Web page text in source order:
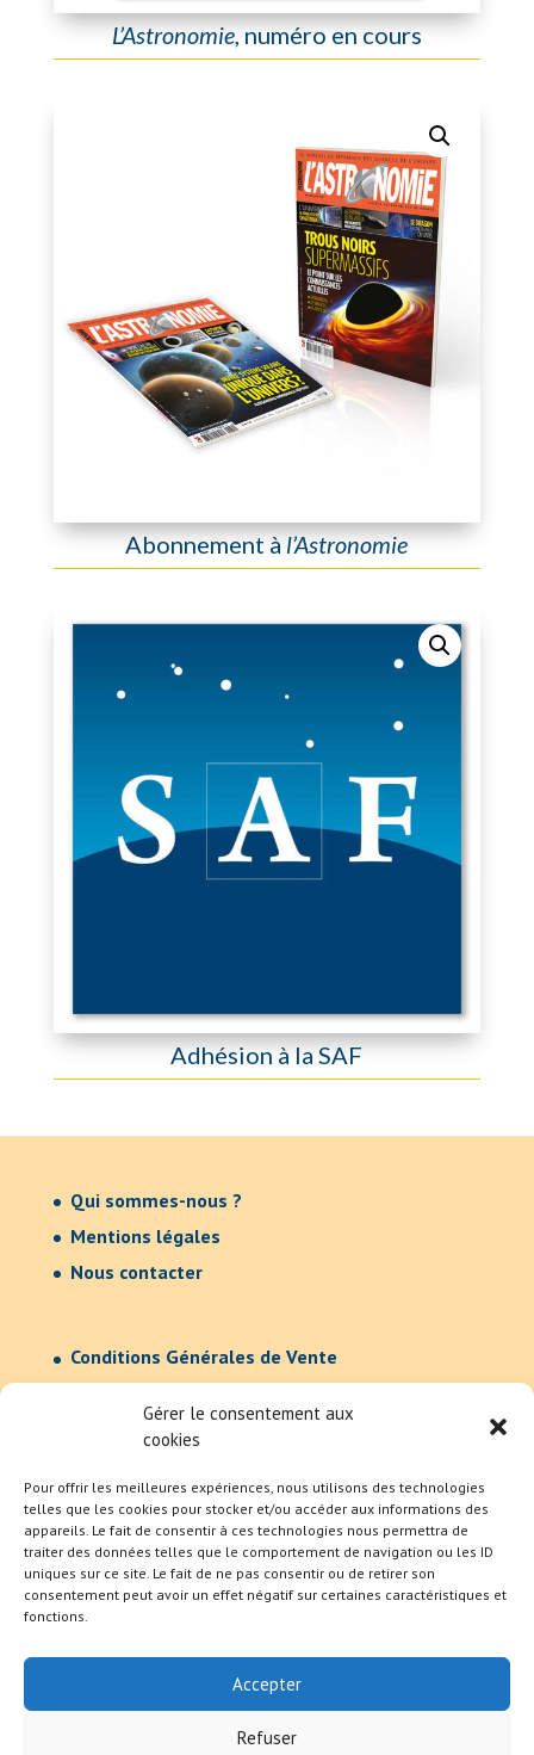
Gérer le consentement aux
cookies
Pour offrir les meilleures expériences, nous utilisons des technologies
telles que les cookies pour stocker et/ou accéder aux informations des
appareils. Le fait de consentir à ces technologies nous permettra de
traiter des données telles que le comportement de navigation ou les ID
uniques sur ce site. Le fait de ne pas consentir ou de retirer son
consentement peut avoir un effet négatif sur certaines caractéristiques et
fonctions.
Accepter
Refuser
L’Astronomie, numéro en cours
Abonnement àl’Astronomie
Adhésion à la SAF
Qui sommes-nous ?
Mentions légales
Nous contacter
Conditions Générales de Vente